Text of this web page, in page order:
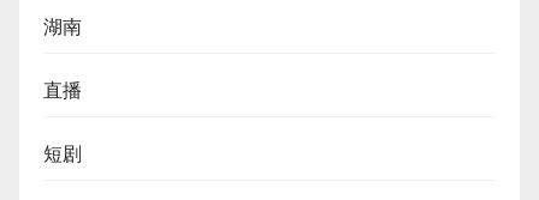
湖南
直播
短剧